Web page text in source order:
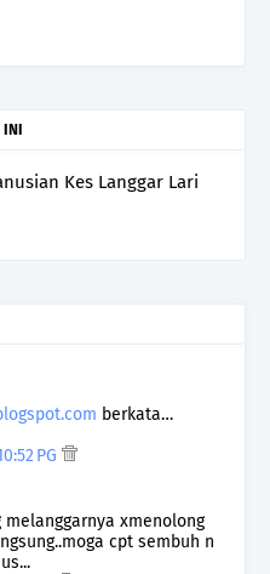
INI
Kes Langgar Lari
berkata…
PG
xmenolong
cpt sembuh n